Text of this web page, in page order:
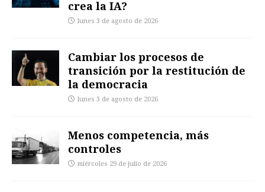
crea la IA?
lunes 3 de agosto de 2026
Cambiar los procesos de
transición por la restitución de
la democracia
lunes 3 de agosto de 2026
Menos competencia, más
controles
miércoles 29 de julio de 2026